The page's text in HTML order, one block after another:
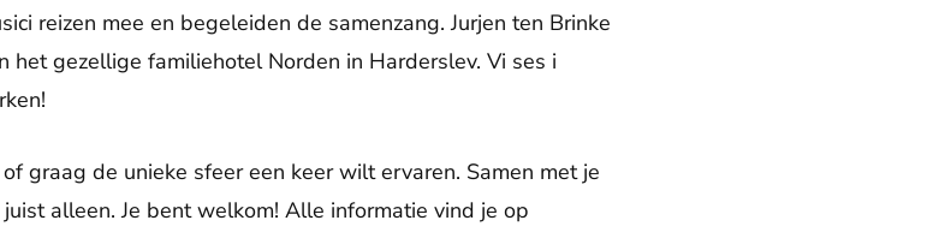
reizen mee en begeleiden de samenzang. Jurjen ten Brinke
het gezellige familiehotel Norden in Harderslev. Vi ses i
graag de unieke sfeer een keer wilt ervaren. Samen met je
alleen. Je bent welkom! Alle informatie vind je op